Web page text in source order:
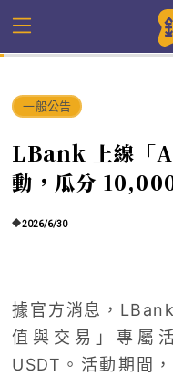
一般公告
LBank 上線「
動，瓜分
2026/6/30
據官方消息，
值與交易」專屬
USDT。活動期間